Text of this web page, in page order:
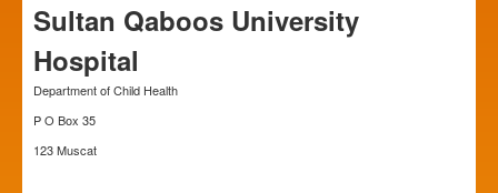
Sultan Qaboos University
Hospital
Department of Child Health
P O Box 35
123 Muscat